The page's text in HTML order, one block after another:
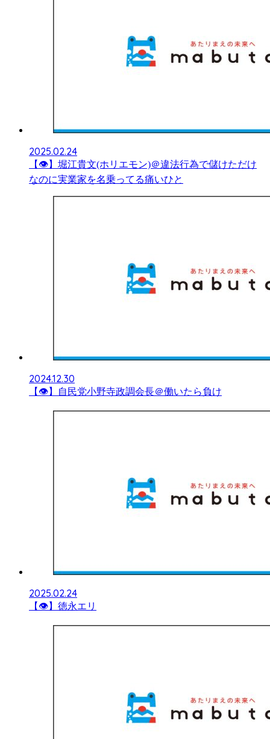
2025.02.24
【👁】堀江貴文(ホリエモン)＠違法行為で儲けただけ
なのに実業家を名乗ってる痛いひと
2024.12.30
【👁】自民党小野寺政調会長＠働いたら負け
2025.02.24
【👁】徳永エリ